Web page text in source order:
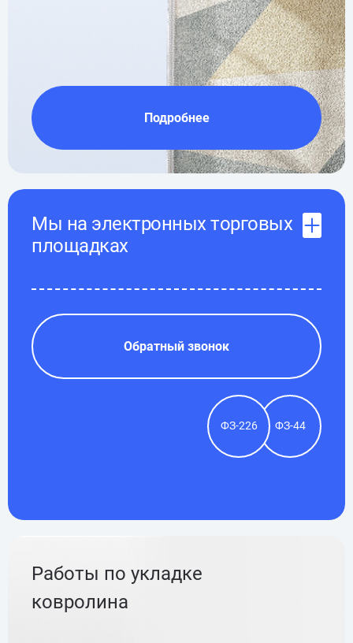
Подробнее
Мы на электронных торговых
площадках
Обратный звонок
ФЗ-226 ФЗ-44
Работы по укладке
ковролина